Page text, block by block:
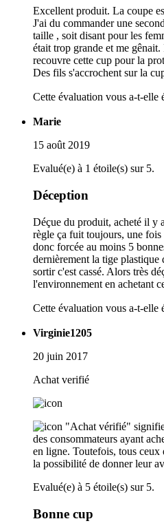
Excellent produit. La coupe
J'ai du commander une
taille , soit disant pour les
était trop grande et me
recouvre cette cup pour la
Des fils s'accrochent sur la
Cette évaluation vous a-t-elle
Marie
15 août 2019
Evalué(e) à 1 étoile(s) sur 5.
Déception
Déçue du produit, acheté il y
règle ça fuit toujours, une
donc forcée au moins 5
dernièrement la tige plastique
sortir c'est cassé. Alors très
l'environnement en achetant
Cette évaluation vous a-t-elle
Virginie1205
20 juin 2017
Achat verifié
"Achat vérifié"
des consommateurs ayant
en ligne. Toutefois, tous
la possibilité de donner leur
Evalué(e) à 5 étoile(s) sur 5.
Bonne cup